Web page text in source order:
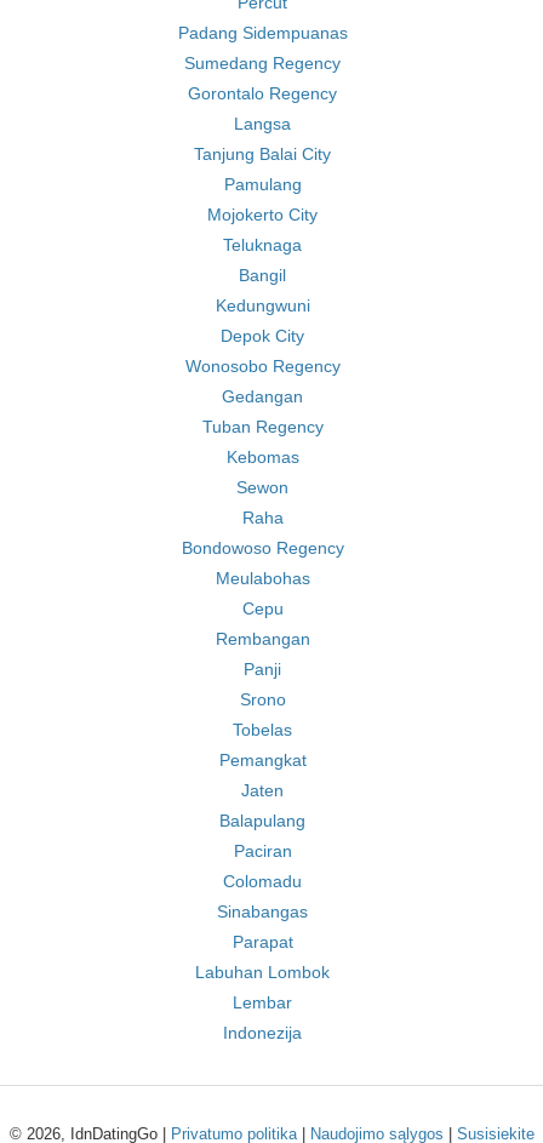
Padang Sidempuanas
Sumedang Regency
Gorontalo Regency
Langsa
Tanjung Balai City
Pamulang
Mojokerto City
Teluknaga
Bangil
Kedungwuni
Depok City
Wonosobo Regency
Gedangan
Tuban Regency
Kebomas
Sewon
Raha
Bondowoso Regency
Meulabohas
Cepu
Rembangan
Panji
Srono
Tobelas
Pemangkat
Jaten
Balapulang
Paciran
Colomadu
Sinabangas
Parapat
Labuhan Lombok
Lembar
Indonezija
© 2026, IdnDatingGo | Privatumo politika| Naudojimo sąlygos Susisiekite